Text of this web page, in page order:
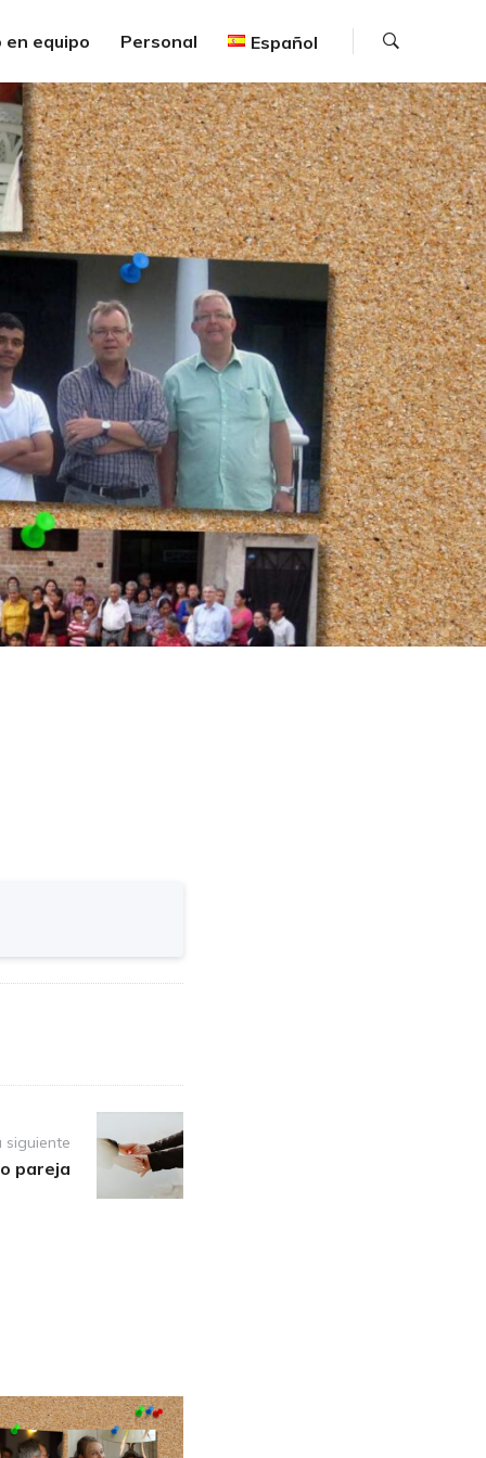
en equipo Personal Español
siguiente
pareja